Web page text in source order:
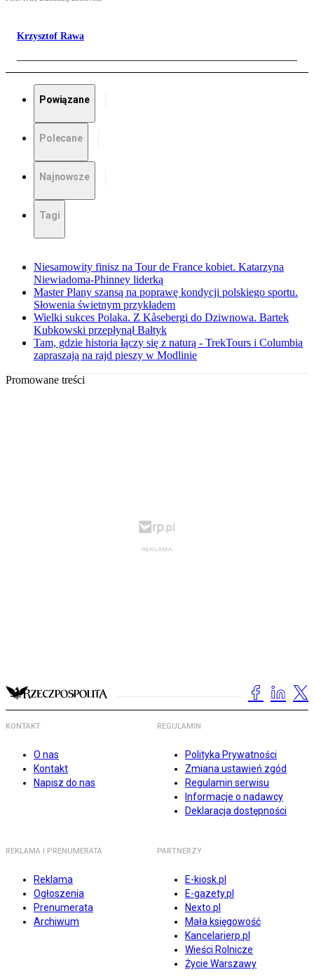
Krzysztof Rawa
Powiązane
Polecane
Najnowsze
Tagi
Niesamowity finisz na Tour de France kobiet. Katarzyna
Niewiadoma-Phinney liderką
Master Plany szansą na poprawę kondycji polskiego sportu.
Słowenia świetnym przykładem
Wielki sukces Polaka. Z Kåsebergi do Dziwnowa. Bartek
Kubkowski przepłynął Bałtyk
Tam, gdzie historia łączy się z naturą - TrekTours i Columbia
zapraszają na rajd pieszy w Modlinie
Promowane treści
KONTAKT
O nas
Kontakt
Napisz do nas
REGULAMIN
Polityka Prywatności
Zmiana ustawień zgód
Regulamin serwisu
Informacje o nadawcy
Deklaracja dostępności
REKLAMA I PRENUMERATA
Reklama
Ogłoszenia
Prenumerata
Archiwum
PARTNERZY
E-kiosk.pl
E-gazety.pl
Nexto.pl
Mała księgowość
Kancelarierp.pl
Wieści Rolnicze
Życie Warszawy